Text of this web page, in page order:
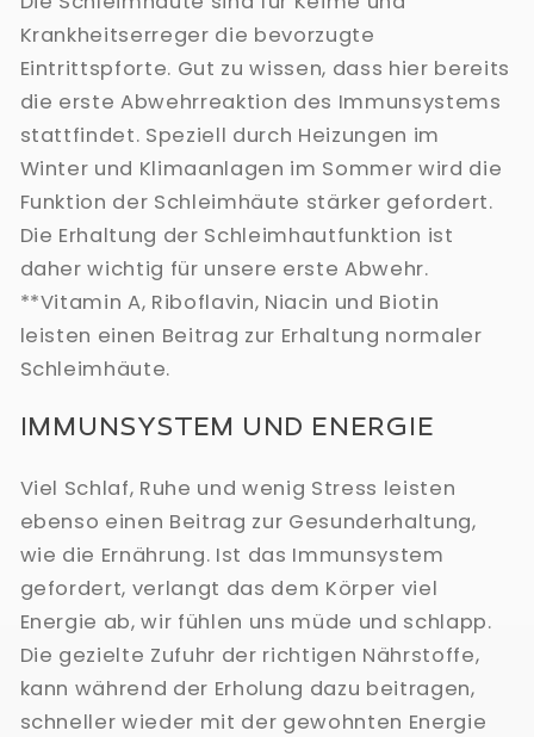
Krankheitserreger die bevorzugte
Eintrittspforte. Gut zu wissen, dass hier bereits
die erste Abwehrreaktion des Immunsystems
stattfindet. Speziell durch Heizungen im
Winter und Klimaanlagen im Sommer wird die
Funktion der Schleimhäute stärker gefordert.
Die Erhaltung der Schleimhautfunktion ist
daher wichtig für unsere erste Abwehr.
**Vitamin A, Riboflavin, Niacin und Biotin
leisten einen Beitrag zur Erhaltung normaler
Schleimhäute.
IMMUNSYSTEM UND ENERGIE
Viel Schlaf, Ruhe und wenig Stress leisten
ebenso einen Beitrag zur Gesunderhaltung,
wie die Ernährung. Ist das Immunsystem
gefordert, verlangt das dem Körper viel
Energie ab, wir fühlen uns müde und schlapp.
Die gezielte Zufuhr der richtigen Nährstoffe,
kann während der Erholung dazu beitragen,
schneller wieder mit der gewohnten Energie